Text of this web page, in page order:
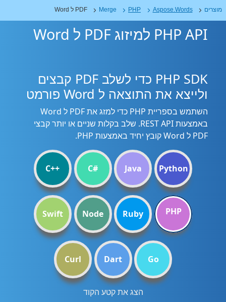
מוצרים Aspose.Words
PHP
Merge PDF ל Word
PHP API למיזוג PDF ל Word
PHP SDK כדי לשלב PDF קבצים
ולייצא את התוצאה ל Word פורמט
השתמש בספריית PHP כדי למזג את PDF ל Word
באמצעות REST API. שלב בקלות שניים או יותר קבצי
PDF ל Word קובץ יחיד באמצעות PHP.
Python
Java
C#
C++
PHP
Ruby
Node
Swift
Go
Dart
Curl
הצג את קטע הקוד